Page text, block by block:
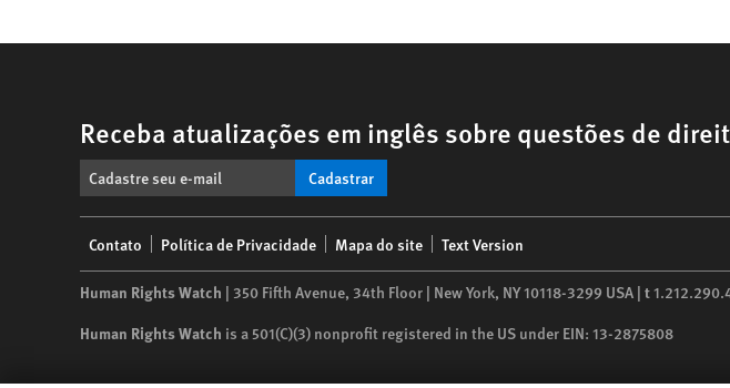
Receba atualizações em inglês sobre questões de
Cadastrar
menu
Contato Política de Privacidade Mapa do site Text Version
Human Rights Watch | 350 Fifth Avenue, 34th Floor | New York, NY10118-3299 USA | t
Human Rights Watch is a 501(C)(3) nonprofit registered in the US under EIN: 13-2875808